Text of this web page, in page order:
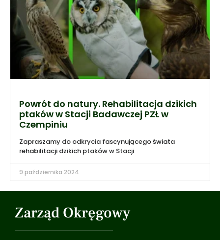
Powrót do natury. Rehabilitacja dzikich
ptaków w Stacji Badawczej PZŁ w
Czempiniu
Zapraszamy do odkrycia fascynującego świata
rehabilitacji dzikich ptaków w Stacji
9 października 2024
Zarząd Okręgowy